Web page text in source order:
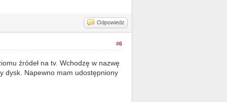
Odpowiedz
#6
źródeł na tv. Wchodzę w nazwę
dysk. Napewno mam udostępniony